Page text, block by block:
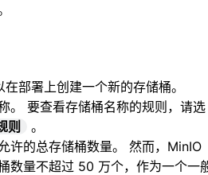
在部署上创建一个新的存储桶。
。 要查看存储桶名称的规则，请选
则
。
许的总存储桶数量。 然而，MinIO
数量不超过 50 万个，作为一个一